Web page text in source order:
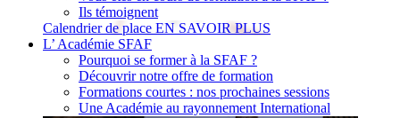
Ils témoignent
Calendrier de place EN SAVOIR PLUS
L’ Académie SFAF
Pourquoi se former à la SFAF ?
Découvrir notre offre de formation
Formations courtes : nos prochaines sessions
Une Académie au rayonnement International